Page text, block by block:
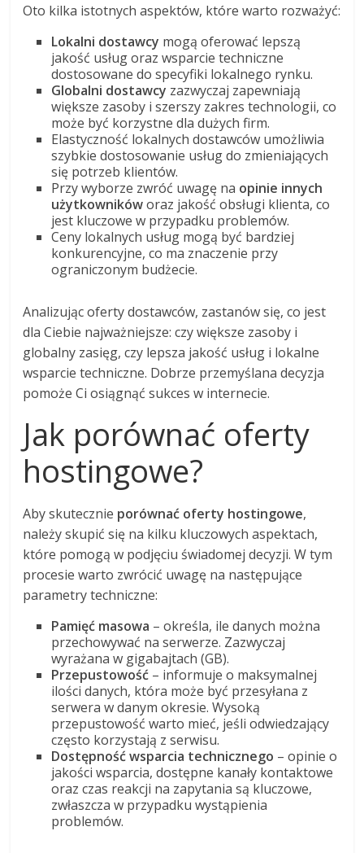
Oto kilka istotnych aspektów, które warto rozważyć:
Lokalni dostawcy mogą oferować lepszą
jakość usług oraz wsparcie techniczne
dostosowane do specyfiki lokalnego rynku.
Globalni dostawcy zazwyczaj zapewniają
większe zasoby i szerszy zakres technologii, co
może być korzystne dla dużych firm.
Elastyczność lokalnych dostawców umożliwia
szybkie dostosowanie usług do zmieniających
się potrzeb klientów.
Przy wyborze zwróć uwagę na opinie innych
użytkownikóworaz jakość obsługi klienta, co
jest kluczowe w przypadku problemów.
Ceny lokalnych usług mogą być bardziej
konkurencyjne, co ma znaczenie przy
ograniczonym budżecie.
Analizując oferty dostawców, zastanów się, co jest
dla Ciebie najważniejsze: czy większe zasoby i
globalny zasięg, czy lepsza jakość usług i lokalne
wsparcie techniczne. Dobrze przemyślana decyzja
pomoże Ci osiągnąć sukces w internecie.
Jak porównać oferty
hostingowe?
Aby skutecznie porównać oferty hostingowe,
należy skupić się na kilku kluczowych aspektach,
które pomogą w podjęciu świadomej decyzji. W tym
procesie warto zwrócić uwagę na następujące
parametry techniczne:
Pamięć masowa – określa, ile danych można
przechowywać na serwerze. Zazwyczaj
wyrażana w gigabajtach (GB).
Przepustowość – informuje o maksymalnej
ilości danych, która może być przesyłana z
serwera w danym okresie. Wysoką
przepustowość warto mieć, jeśli odwiedzający
często korzystają z serwisu.
Dostępność wsparcia technicznego – opinie o
jakości wsparcia, dostępne kanały kontaktowe
oraz czas reakcji na zapytania są kluczowe,
zwłaszcza w przypadku wystąpienia
problemów.